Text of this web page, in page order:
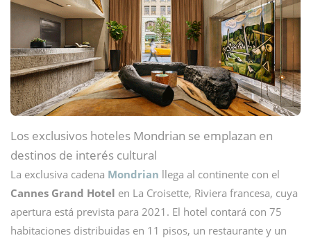
Los exclusivos hoteles Mondrian se emplazan en
destinos de interés cultural
La exclusiva cadena Mondrian llega al continente con el
Cannes Grand Hotel en La Croisette, Riviera francesa, cuya
apertura está prevista para 2021. El hotel contará con 75
habitaciones distribuidas en 11 pisos, un restaurante y un